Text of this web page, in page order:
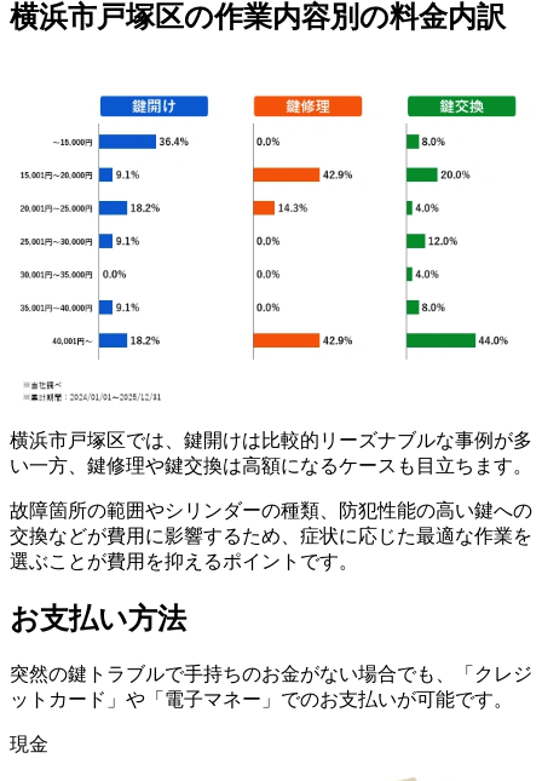
横浜市戸塚区の作業内容別の料金内訳
横浜市戸塚区では、鍵開けは比較的リーズナブルな事例が多
い一方、鍵修理や鍵交換は高額になるケースも目立ちます。
故障箇所の範囲やシリンダーの種類、防犯性能の高い鍵への
交換などが費用に影響するため、症状に応じた最適な作業を
選ぶことが費用を抑えるポイントです。
お支払い方法
突然の鍵トラブルで手持ちのお金がない場合でも、「クレジ
ットカード」や「電子マネー」でのお支払いが可能です。
現金